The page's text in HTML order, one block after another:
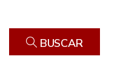
BUSCAR